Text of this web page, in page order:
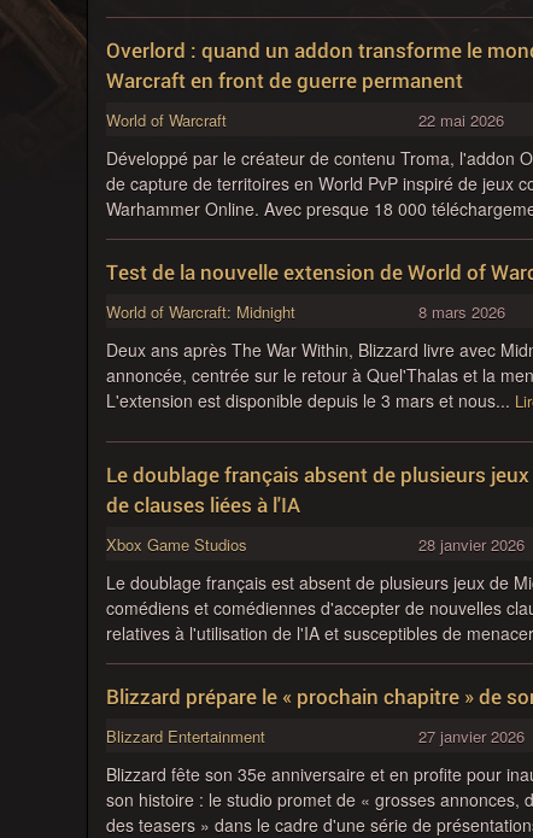
Overlord : quand un addon transforme le
Warcraft en front de guerre permanent
World of Warcraft 22 mai 2026
Développé par le créateur de contenu Troma, l'addon
de capture de territoires en World PvP inspiré de jeux
Warhammer Online. Avec presque 18 000
Test de la nouvelle extension de World of
World of Warcraft: Midnight 8 mars 2026
Deux ans après The War Within, Blizzard livre avec
annoncée, centrée sur le retour à Quel'Thalas et la
L'extension est disponible depuis le 3 mars et nous...
Le doublage français absent de plusieurs
de clauses liées à l'IA
Xbox Game Studios 28 janvier 2026
Le doublage français est absent de plusieurs jeux de
comédiens et comédiennes d'accepter de nouvelles
relatives à l'utilisation de l'IA et susceptibles de
Blizzard prépare le « prochain chapitre » de
Blizzard Entertainment 27 janvier 2026
Blizzard fête son 35e anniversaire et en profite pour
son histoire : le studio promet de « grosses annonces,
des teasers » dans le cadre d'une série de